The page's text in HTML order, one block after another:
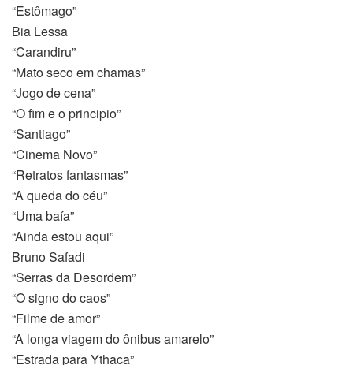
“Estômago”
Bia Lessa
“Carandiru”
“Mato seco em chamas”
“Jogo de cena”
“O fim e o principio”
“Santiago”
“Cinema Novo”
“Retratos fantasmas”
“A queda do céu”
“Uma baía”
“Ainda estou aqui”
Bruno Safadi
“Serras da Desordem”
“O signo do caos”
“Filme de amor”
“A longa viagem do ônibus amarelo”
“Estrada para Ythaca”